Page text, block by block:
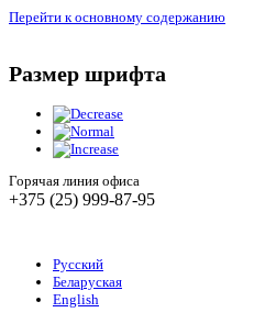
Перейти к основному содержанию
Размер шрифта
Горячая линия офиса
+375 (25) 999-87-95
Русский
Беларуская
English